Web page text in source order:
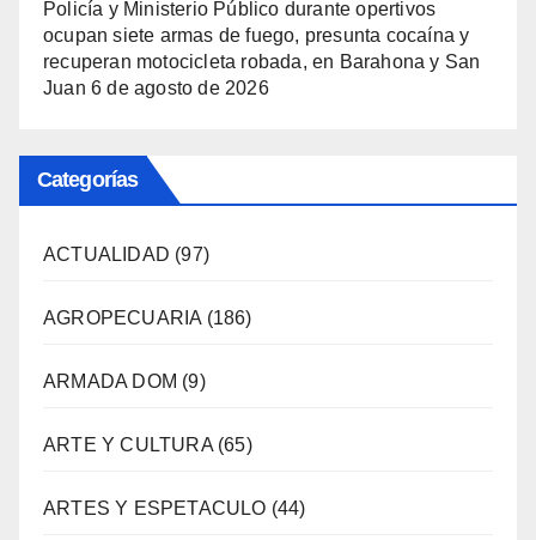
Policía y Ministerio Público durante opertivos
ocupan siete armas de fuego, presunta cocaína y
recuperan motocicleta robada, en Barahona y San
Juan 6 de agosto de 2026
Categorías
ACTUALIDAD (97)
AGROPECUARIA (186)
ARMADA DOM (9)
ARTE Y CULTURA(65)
ARTES Y ESPETACULO (44)